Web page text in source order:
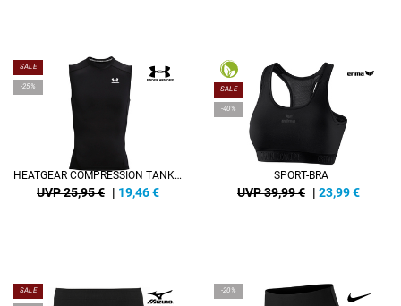
SALE
-25%
HEATGEAR COMPRESSION TANKTOP
UVP 25,95 € | 19,46€
SALE
-40%
SPORT-BRA
UVP 39,99 € | 23,99€
SALE -20%